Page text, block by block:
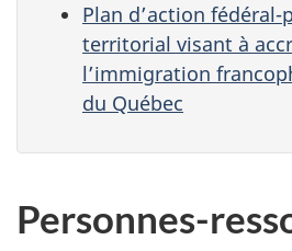
Plan d’action fédéral-
territorial visant à
l’immigration
du Québec
Personnes-